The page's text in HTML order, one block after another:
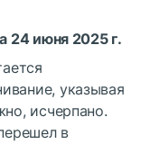
24 июня 2025 г.
указывая
исчерпано.
в